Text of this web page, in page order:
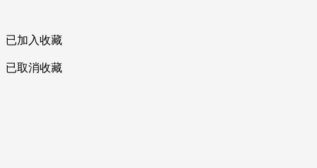
已加入收藏
已取消收藏